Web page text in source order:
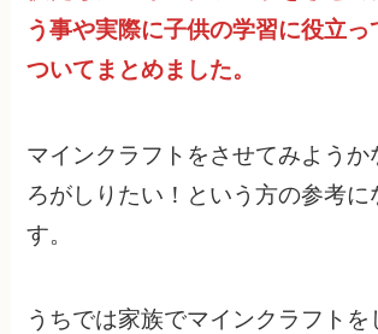
う事や実際に子供の学習に役立っ
ついてまとめました。
マインクラフトをさせてみようか
ろがしりたい！という方の参考に
す。
うちでは家族でマインクラフトを